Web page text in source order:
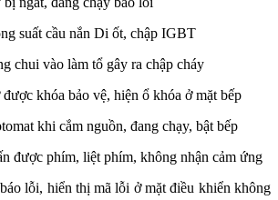
suất cầu nắn Di ốt, chập IGBT
chui vào làm tổ gây ra chập cháy
khóa bảo vệ, hiện ổ khóa ở mặt bếp
khi cắm nguồn, đang chạy, bật bếp
được phím, liệt phím, không nhận cảm ứng
lỗi, hiển thị mã lỗi ở mặt điều khiển không